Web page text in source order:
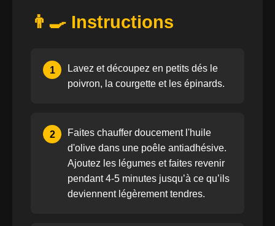
👨‍🍳 Instructions
1
Lavez et découpez en petits dés le
poivron, la courgette et les épinards.
2
Faites chauffer doucement l'huile
d'olive dans une poêle antiadhésive.
Ajoutez les légumes et faites revenir
pendant 4-5 minutes jusqu’à ce qu’ils
deviennent légèrement tendres.